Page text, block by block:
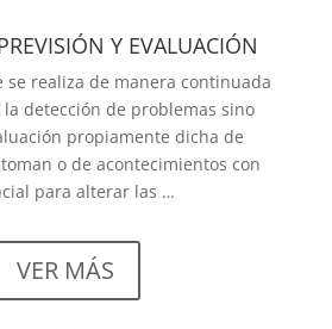
Y EVALUACIÓN
se realiza de manera continuada
detección de problemas sino
propiamente dicha de
o de acontecimientos con
para alterar las …
VER MÁS